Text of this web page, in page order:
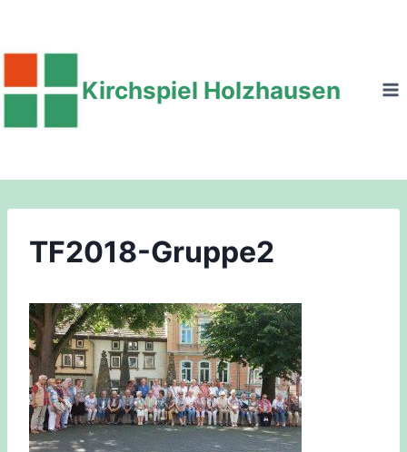
springen
Kirchspiel Holzhausen
TF2018-Gruppe2